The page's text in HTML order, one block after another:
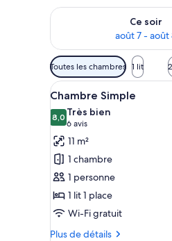
Ce soir
août 7 - août
Vérifier la disponibilité
Filtres
disponibles
pour
les
chambres
Toutes les chambres 1 lit
Afficher
toutes
les
photos
pour
ce
type
de
chambre :
Chambre
7
Chambre Simple
8,08,0 sur 10
Très bien
6 avis
(6 avis)
11 m²
1 chambre
1 personne
1 lit 1 place
Wi-Fi gratuit
Plus de détails
Plus